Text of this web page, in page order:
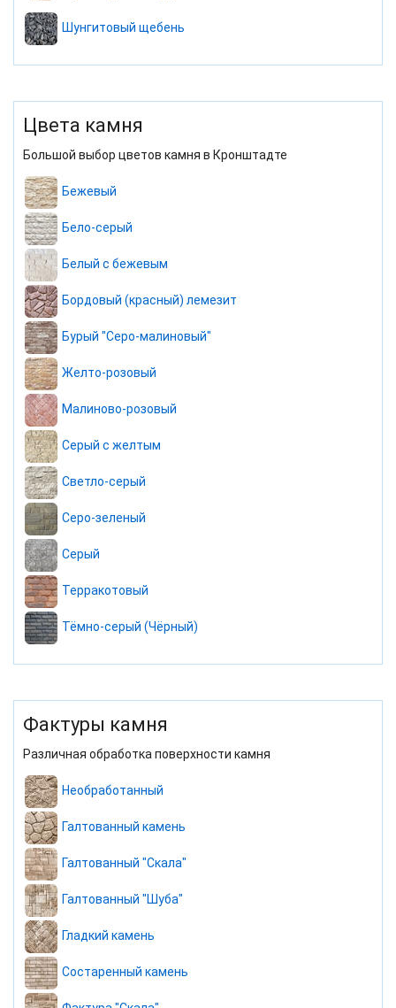
Шунгитовый щебень
Цвета камня
Большой выбор цветов камня в Кронштадте
Бежевый
Бело-серый
Белый с бежевым
Бордовый (красный) лемезит
Бурый "Серо-малиновый"
Желто-розовый
Малиново-розовый
Серый с желтым
Светло-серый
Серо-зеленый
Серый
Терракотовый
Тёмно-серый (Чёрный)
Фактуры камня
Различная обработка поверхности камня
Необработанный
Галтованный камень
Галтованный "Скала"
Галтованный "Шуба"
Гладкий камень
Состаренный камень